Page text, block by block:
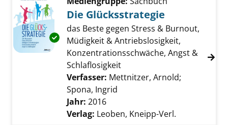
Exemplar-Details von Die Glücksstrategie
Die Glücksstrategie
das Beste gegen Stress & Burnout,
Müdigkeit & Antriebslosigkeit,
Konzentrationsschwäche, Angst &
Schlaflosigkeit
Verfasser: Mettnitzer, Arnold;
Spona, Ingrid
Jahr: 2016
Verlag: Leoben, Kneipp-Verl.